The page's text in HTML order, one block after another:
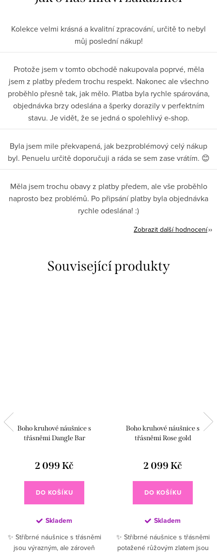
Kolekce velmi krásná a kvalitní zpracování, určitě to nebyl
můj poslední nákup!
Protože jsem v tomto obchodě nakupovala poprvé, měla
jsem z platby předem trochu respekt. Nakonec ale všechno
proběhlo přesně tak, jak mělo. Platba byla rychle spárována,
objednávka brzy odeslána a šperky dorazily v perfektním
stavu. Je vidět, že se jedná o spolehlivý e-shop.
Byla jsem mile překvapená, jak bezproblémový celý nákup
byl. Penuelu určitě doporučuji a ráda se sem zase vrátím. 😊
Měla jsem trochu obavy z platby předem, ale vše proběhlo
naprosto bez problémů. Po připsání platby byla objednávka
rychle odeslána! :)
Zobrazit další hodnocení
Související produkty
Boho kruhové náušnice s
třásněmi Dangle Bar
2 099 Kč
DO KOŠÍKU
Skladem
✨ Stříbrné náušnice s třásněmi
jsou výrazným, ale zároveň
Boho kruhové náušnice s
třásněmi Rose gold
2 099 Kč
DO KOŠÍKU
Skladem
✨ Stříbrné náušnice s třásněmi
potažené růžovým zlatem jsou